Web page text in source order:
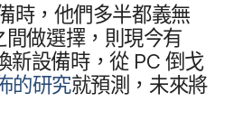
時，​他們​多半​都​義無​
間​做​選擇，​則​現​今​有
新​設備​時，​從PC 倒戈
的​研究就​預測，​未來​將​